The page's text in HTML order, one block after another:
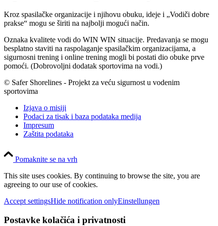
Kroz spasilačke organizacije i njihovu obuku, ideje i „Vodiči dobre
prakse“ mogu se širiti na najbolji mogući način.
Oznaka kvalitete vodi do WIN WIN situacije. Predavanja se mogu
besplatno staviti na raspolaganje spasilačkim organizacijama, a
sigurnosni trening i online trening mogli bi postati dio obuke prve
pomoći. (Dobrovoljni dodatak sportovima na vodi.)
© Safer Shorelines - Projekt za veću sigurnost u vodenim
sportovima
Izjava o misiji
Podaci za tisak i baza podataka medija
Impresum
Zaštita podataka
Pomaknite se na vrh
This site uses cookies. By continuing to browse the site, you are
agreeing to our use of cookies.
Accept settingsHide notification onlyEinstellungen
Postavke kolačića i privatnosti